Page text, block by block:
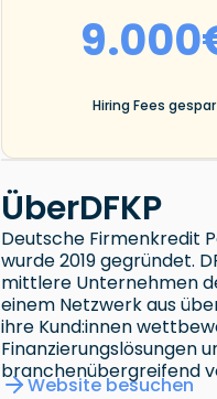
Hiring Fees
ÜberDFKP
Deutsche Firmenkredit
wurde 2019 gegründet.
mittlere Unternehmen
einem Netzwerk aus
ihre Kund:innen
Finanzierungslösungen
branchenübergreifend
Website besuchen